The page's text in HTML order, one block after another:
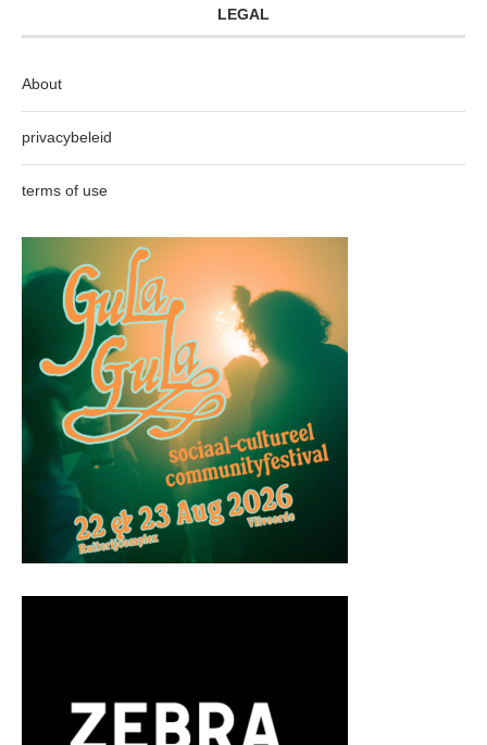
LEGAL
About
privacybeleid
terms of use